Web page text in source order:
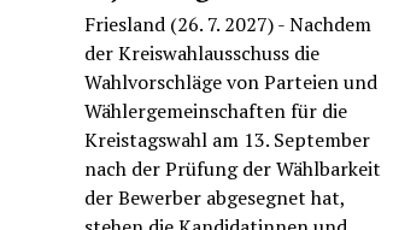
Friesland (26. 7. 2027) - Nachdem
der Kreiswahlausschuss die
Wahlvorschläge von Parteien und
Wählergemeinschaften für die
Kreistagswahl am 13. September
nach der Prüfung der Wählbarkeit
der Bewerber abgesegnet hat,